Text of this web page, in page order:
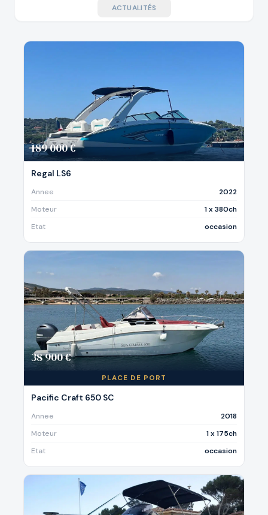
ACTUALITÉS
189 000 €
Regal LS6
Annee
2022
Moteur
1 x 380ch
Etat
occasion
38 900 €
PLACE DE PORT
Pacific Craft 650 SC
Annee
2018
Moteur
1 x 175ch
Etat
occasion